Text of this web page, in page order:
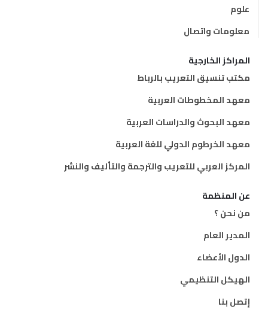
علوم
معلومات واتصال
المراكز الخارجية
مكتب تنسيق التعريب بالرباط
معهد المخطوطات العربية
معهد البحوث والدراسات العربية
معهد الخرطوم الدولي للغة العربية
المركز العربي للتعريب والترجمة والتأليف والنشر
عن المنظمة
من نحن ؟
المدير العام
الدول الأعضاء
الهيكل التنظيمي
إتصل بنا